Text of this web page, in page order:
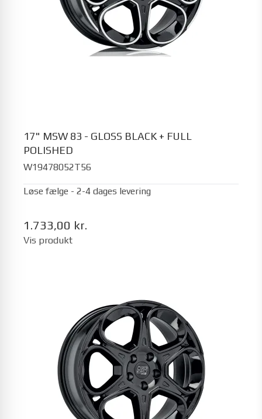
17" MSW 83 - GLOSS BLACK + FULL
POLISHED
W19478052T56
Løse fælge - 2-4 dages levering
1.733,00 kr.
Vis produkt